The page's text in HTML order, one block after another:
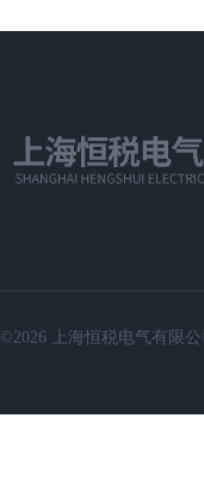
©2026 上海恒税电气有限公